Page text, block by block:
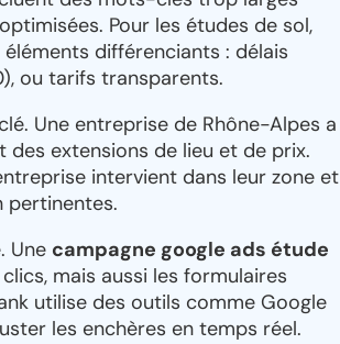
Pour les études de sol,
différenciants : délais
ou tarifs transparents.
Une entreprise de Rhône-Alpes a
extensions de lieu et de prix.
intervient dans leur zone et
pertinentes.
Une campagne google ads étude
mais aussi les formulaires
utilise des outils comme Google
les enchères en temps réel.